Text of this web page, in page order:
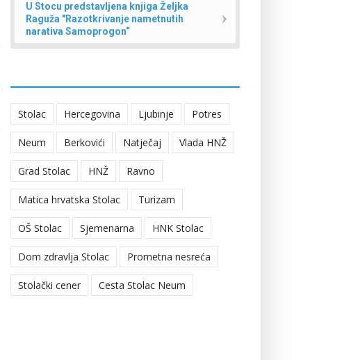
U Stocu predstavljena knjiga Željka
Raguža "Razotkrivanje nametnutih
narativa Samoprogon“
Stolac Hercegovina Ljubinje Potres
Neum Berkovići Natječaj Vlada HNŽ
Grad Stolac HNŽ Ravno
Matica hrvatska Stolac Turizam
OŠ Stolac Sjemenarna HNK Stolac
Dom zdravlja Stolac Prometna nesreća
Stolački cener Cesta Stolac Neum